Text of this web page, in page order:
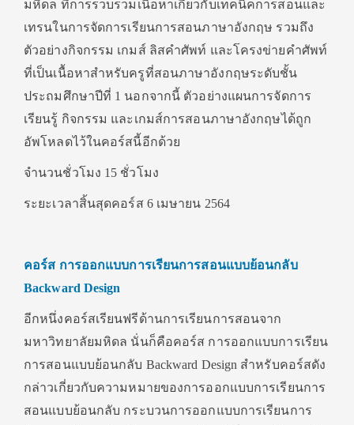
มหิดล ที่การรวบรวมเนื้อหาเกี่ยวกับเทคนิคการสอนและ
เทรนในการจัดการเรียนการสอนภาษาอังกฤษ รวมถึง
ตัวอย่างกิจกรรม เกมส์ ลิสคำศัพท์ และโครงข่ายคำศัพท์
ที่เป็นเนื้อหาสำหรับครูที่สอนภาษาอังกฤษระดับชั้น
ประถมศึกษาปีที่ 1 นอกจากนี้ ตัวอย่างแผนการจัดการ
เรียนรู้ กิจกรรม และเกมส์การสอนภาษาอังกฤษได้ถูก
อัพโหลดไว้ในคอร์สนี้อีกด้วย
จำนวนชั่วโมง 15 ชั่วโมง
ระยะเวลาสิ้นสุดคอร์ส 6 เมษายน 2564
คอร์ส การออกแบบการเรียนการสอนแบบย้อนกลับ
Backward Design
อีกหนึ่งคอร์สเรียนฟรีด้านการเรียนการสอนจาก
มหาวิทยาลัยมหิดล นั่นก็คือคอร์ส การออกแบบการเรียน
การสอนแบบย้อนกลับ Backward Design สำหรับคอร์สดัง
กล่าวเกี่ยวกับความหมายของการออกแบบการเรียนการ
สอนแบบย้อนกลับ กระบวนการออกแบบการเรียนการ